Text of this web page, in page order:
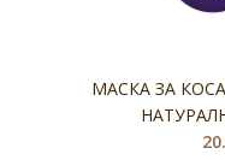
МАСКА ЗА